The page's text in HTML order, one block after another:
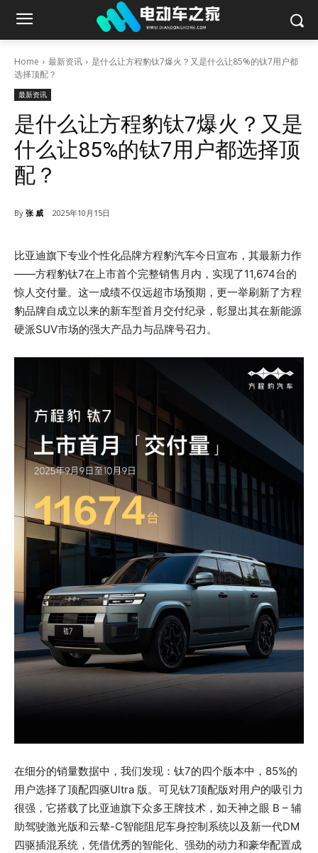
Home 最新资讯
是什么让方程豹钛7爆火？又是什么让85%的钛7用户都
选择顶配？
最新资讯
是什么让方程豹钛7爆火？又是
什么让85%的钛7用户都选择顶
配？
By 张 威 2025年10月15日
比亚迪旗下专业个性化品牌方程豹汽车今日宣布，其最新力作
——方程豹钛7在上市首个完整销售月内，实现了11,674台的
惊人交付量。这一成绩不仅远超市场预期，更一举刷新了方程
豹品牌自成立以来的新车型首月交付纪录，彰显出其在新能源
硬派SUV市场的强大产品力与品牌号召力。
在细分的销量数据中，我们发现：钛7的四个版本中，85%的
用户选择了顶配四驱Ultra 版。可见钛7顶配版对用户的吸引力
很强，它搭载了比亚迪旗下众多王牌技术，如天神之眼 B – 辅
助驾驶激光版和云辇-C智能阻尼车身控制系统以及新一代DM
四驱插混系统，凭借优秀的智能化、强劲的动力和豪华配置成